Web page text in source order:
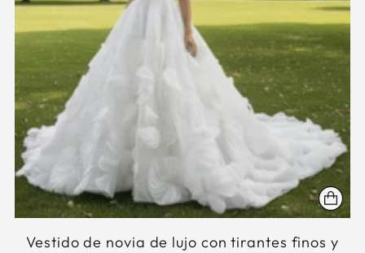
Vestido de novia de lujo con tirantes finos y